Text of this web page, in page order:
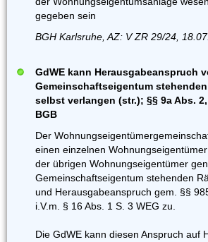
gegeben sein
BGH Karlsruhe, AZ: V ZR 29/24,
GdWE kann Herausgabeanspruch
Gemeinschaftseigentum
selbst verlangen (str.); §§ 9a Abs. 2,
BGB
Der
einen einzelnen
der übrigen Wohnungseigentümer
Gemeinschaftseigentum stehenden
und Herausgabeanspruch gem. §§
i.V.m. § 16 Abs. 1 S. 3 WEG zu.
Die GdWE kann diesen Anspruch auf